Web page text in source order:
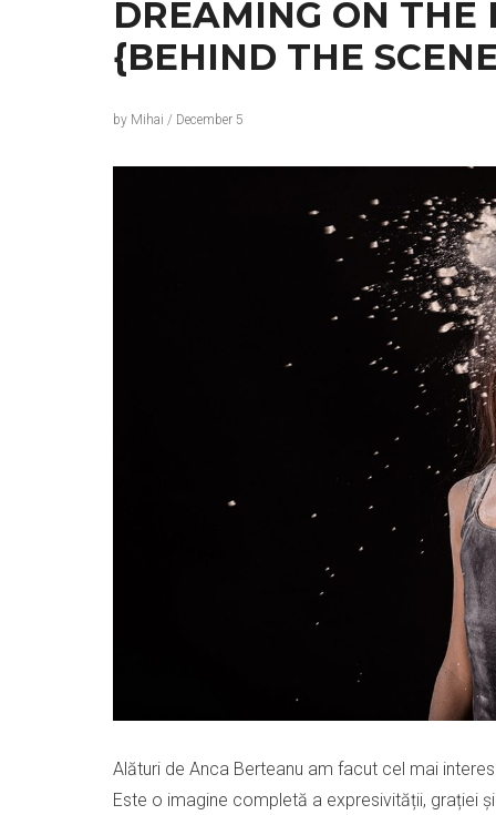
DREAMING ON THE
{BEHIND THE
by Mihai / December 5
Alături de Anca Berteanu am facut cel mai
Este o imagine completă a expresivității, grației